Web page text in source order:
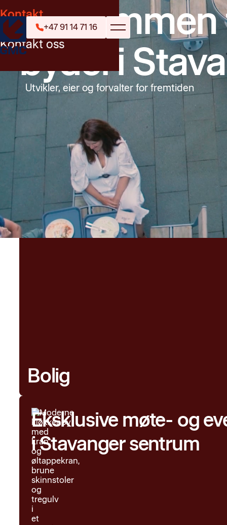
+47 91 14 71 16
Kontakt
Kontakt oss
bydel i
Utvikler, eier og forvalter for fremtiden
Byfjordparken
Bolig
Eksklusive møte- og
i Stavanger sentrum